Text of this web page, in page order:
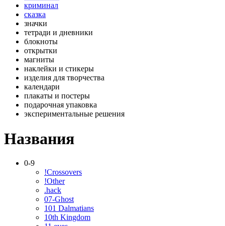
криминал
сказка
значки
тетради и дневники
блокноты
открытки
магниты
наклейки и стикеры
изделия для творчества
календари
плакаты и постеры
подарочная упаковка
экспериментальные решения
Названия
0-9
!Crossovers
!Other
.hack
07-Ghost
101 Dalmatians
10th Kingdom